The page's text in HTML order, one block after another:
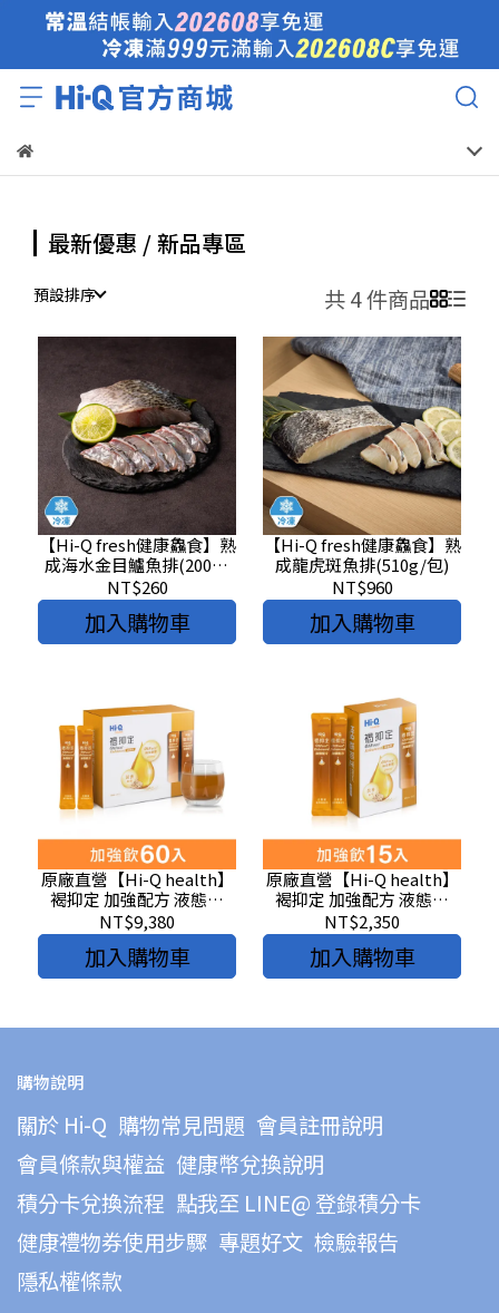
最新優惠 / 新品專區
預設排序 共 4 件商品
【Hi-Q fresh健康鱻食】熟
成海水金目鱸魚排(200g/
包)
NT$260
加入購物車
【Hi-Q fresh健康鱻食】熟
成龍虎斑魚排(510g/包)
NT$960
加入購物車
原廠直營【Hi-Q health】
褐抑定 加強配方 液態型
(60入/盒)
NT$9,380
加入購物車
原廠直營【Hi-Q health】
褐抑定 加強配方 液態型
(15入/盒)
NT$2,350
加入購物車
購物說明
關於 Hi-Q 購物常見問題 會員註冊說明
會員條款與權益 健康幣兌換說明
積分卡兌換流程 點我至 LINE@ 登錄積分卡
健康禮物券使用步驟 專題好文 檢驗報告
隱私權條款